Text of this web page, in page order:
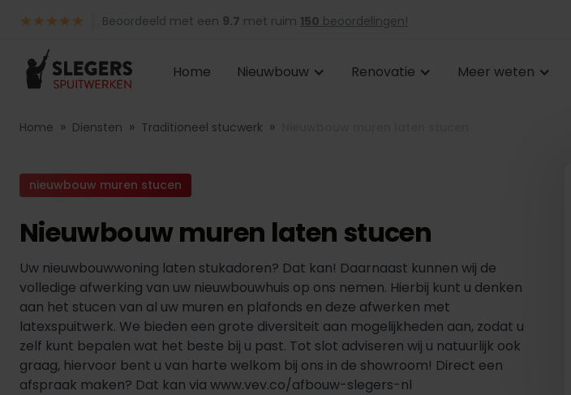
Beoordeeld met een 9.7 met ruim 150 beoordelingen!
Home Nieuwbouw Renovatie Meer weten
Home » Diensten » Traditioneel stucwerk »
nieuwbouw muren stucen
Nieuwbouw muren laten stucen
Uw nieuwbouwwoning laten stukadoren? Dat kan! Daarnaast kunnen wij de
volledige afwerking van uw nieuwbouwhuis op ons nemen. Hierbij kunt u denken
aan het stucen van al uw muren en plafonds en deze afwerken met
latexspuitwerk. We bieden een grote diversiteit aan mogelijkheden aan, zodat u
zelf kunt bepalen wat het beste bij u past. Tot slot adviseren wij u natuurlijk ook
graag, hiervoor bent u van harte welkom bij ons in de showroom! Direct een
afspraak maken? Dat kan via www.vev.co/afbouw-slegers-nl